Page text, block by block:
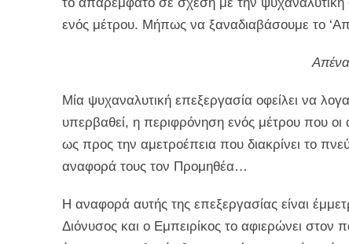
ενός μέτρου. Μήπως να ξαναδιαβάσουμε το
Μία ψυχαναλυτική επεξεργασία οφείλει να
υπερβαθεί, η περιφρόνηση ενός μέτρου που
ως προς την αμετροέπεια που διακρίνει το
αναφορά τους τον Προμηθέα…
Η αναφορά αυτής της επεξεργασίας είναι
Διόνυσος και ο Εμπειρίκος το αφιερώνει στον